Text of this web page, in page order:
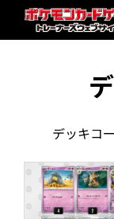
デッキコ